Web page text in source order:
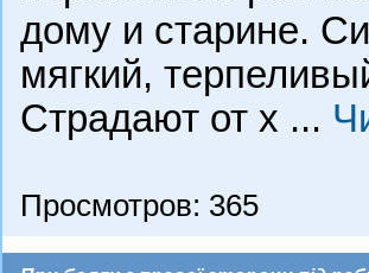
дому и старине.
мягкий,
Страдают от х ...
Просмотров: 365